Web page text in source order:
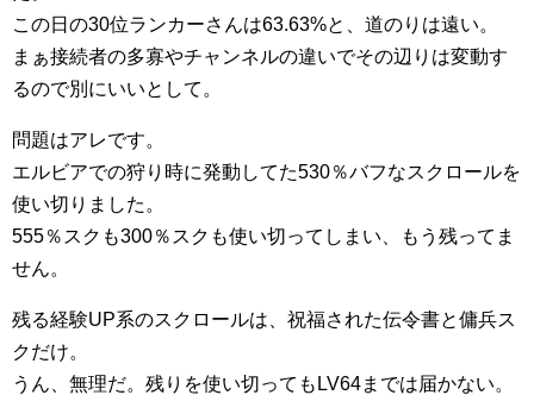
この日の30位ランカーさんは63.63%と、道のりは遠い。
まぁ接続者の多寡やチャンネルの違いでその辺りは変動す
るので別にいいとして。
問題はアレです。
エルビアでの狩り時に発動してた530％バフなスクロールを
使い切りました。
555％スクも300％スクも使い切ってしまい、もう残ってま
せん。
残る経験UP系のスクロールは、祝福された伝令書と傭兵ス
クだけ。
うん、無理だ。残りを使い切ってもLV64までは届かない。